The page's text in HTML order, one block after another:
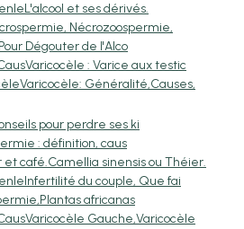
L'alcool et ses dérivés.
Nécrozoospermie,
Dégouter de l'Alco
Varicocèle : Varice aux testic
Varicocèle: Généralité,Causes,
pour perdre ses ki
: définition, caus
et café.Camellia sinensis ou Théier.
Infertilité du couple, Que fai
Plantas africanas
Varicocèle Gauche,Varicocèle